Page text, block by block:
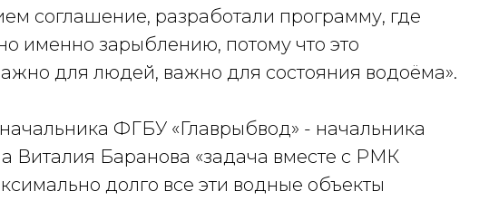
соглашение, разработали программу, где
именно зарыблению, потому что это
для людей, важно для состояния водоёма».
ФГБУ «Главрыбвод» - начальника
Виталия Баранова «задача вместе с РМК
долго все эти водные объекты